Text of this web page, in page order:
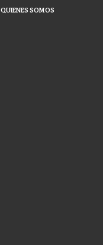
QUIENES SOMOS